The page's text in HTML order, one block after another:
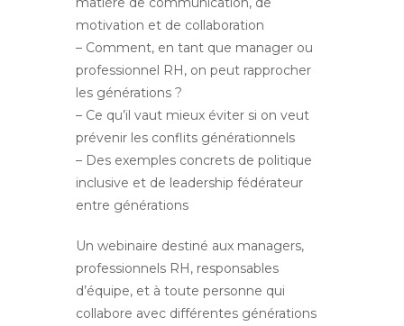
motivation et de collaboration
– Comment, en tant que manager ou
professionnel RH, on peut rapprocher
les générations ?
– Ce qu’il vaut mieux éviter si on veut
prévenir les conflits générationnels
– Des exemples concrets de politique
inclusive et de leadership fédérateur
entre générations
Un webinaire destiné aux managers,
professionnels RH, responsables
d’équipe, et à toute personne qui
collabore avec différentes générations